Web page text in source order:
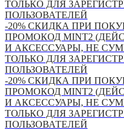
ТОЛЬКО ДЛЯ
ПОЛЬЗОВАТЕЛЕЙ
-20% СКИДКА ПРИ
ПРОМОКОД MINT2
И АКСЕССУАРЫ, НЕ
ТОЛЬКО ДЛЯ
ПОЛЬЗОВАТЕЛЕЙ
-20% СКИДКА ПРИ
ПРОМОКОД MINT2
И АКСЕССУАРЫ, НЕ
ТОЛЬКО ДЛЯ
ПОЛЬЗОВАТЕЛЕЙ